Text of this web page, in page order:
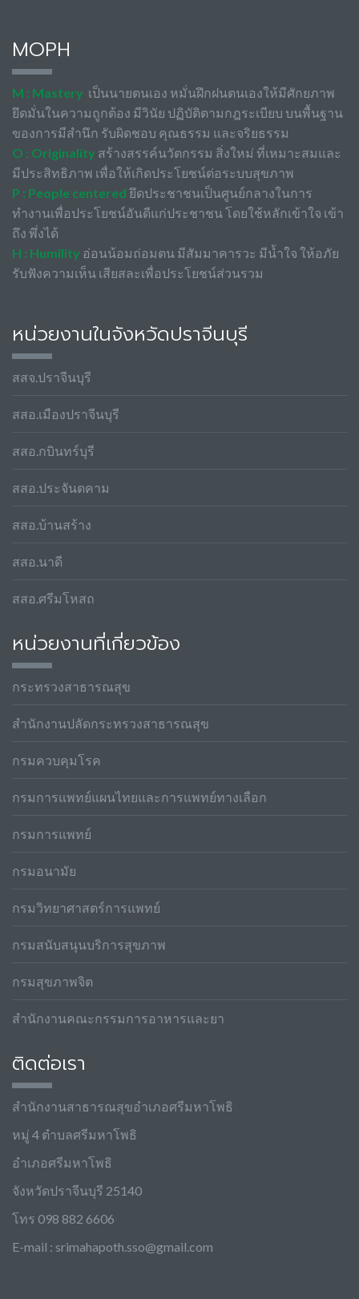
MOPH
M : Mastery เป็นนายตนเอง หมั่นฝึกฝนตนเองให้มีศักยภาพ
ยึดมั่นในความถูกต้อง มีวินัย ปฏิบัติตามกฎระเบียบ บนพื้นฐาน
ของการมีสำนึก รับผิดชอบ คุณธรรม และจริยธรรม
O : Originality สร้างสรรค์นวัตกรรม สิ่งใหม่ ที่เหมาะสมและ
มีประสิทธิภาพ เพื่อให้เกิดประโยชน์ต่อระบบสุขภาพ
P : People centered ยึดประชาชนเป็นศูนย์กลางในการ
ทำงานเพื่อประโยชน์อันดีแก่ประชาชน โดยใช้หลักเข้าใจ เข้า
ถึง พึ่งได้
H : Humility อ่อนน้อมถ่อมตน มีสัมมาคารวะ มีน้ำใจ ให้อภัย
รับฟังความเห็น เสียสละเพื่อประโยชน์ส่วนรวม
หน่วยงานในจังหวัดปราจีนบุรี
สสจ.ปราจีนบุรี
สสอ.เมืองปราจีนบุรี
สสอ.กบินทร์บุรี
สสอ.ประจันตคาม
สสอ.บ้านสร้าง
สสอ.นาดี
สสอ.ศรีมโหสถ
หน่วยงานที่เกี่ยวข้อง
กระทรวงสาธารณสุข
สำนักงานปลัดกระทรวงสาธารณสุข
กรมควบคุมโรค
กรมการแพทย์แผนไทยและการแพทย์ทางเลือก
กรมการแพทย์
กรมอนามัย
กรมวิทยาศาสตร์การแพทย์
กรมสนับสนุนบริการสุขภาพ
กรมสุขภาพจิต
สำนักงานคณะกรรมการอาหารและยา
ติดต่อเรา
สำนักงานสาธารณสุขอำเภอศรีมหาโพธิ
หมู่ 4 ตำบลศรีมหาโพธิ
อำเภอศรีมหาโพธิ
จังหวัดปราจีนบุรี 25140
โทร 098 882 6606
E-mail : srimahapoth.sso@gmail.com